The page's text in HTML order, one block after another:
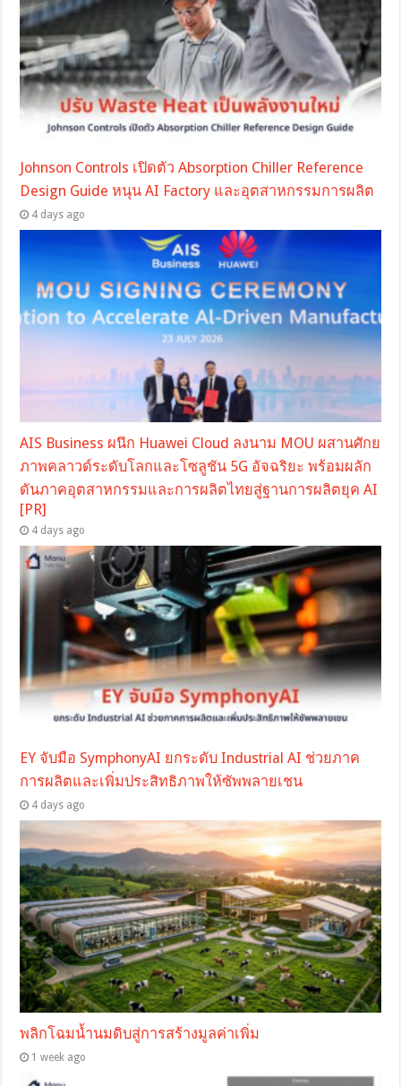
Johnson Controls เปิดตัว Absorption Chiller Reference
Design Guide หนุน AI Factory และอุตสาหกรรมการผลิต
4 days ago
AIS Business ผนึก Huawei Cloud ลงนาม MOU ผสานศักย
ภาพคลาวด์ระดับโลกและโซลูชัน 5G อัจฉริยะ พร้อมผลัก
ดันภาคอุตสาหกรรมและการผลิตไทยสู่ฐานการผลิตยุค AI
[PR]
4 days ago
EY จับมือ SymphonyAI ยกระดับ Industrial AI ช่วยภาค
การผลิตและเพิ่มประสิทธิภาพให้ซัพพลายเชน
4 days ago
พลิกโฉมน้ำนมดิบสู่การสร้างมูลค่าเพิ่ม
1 week ago